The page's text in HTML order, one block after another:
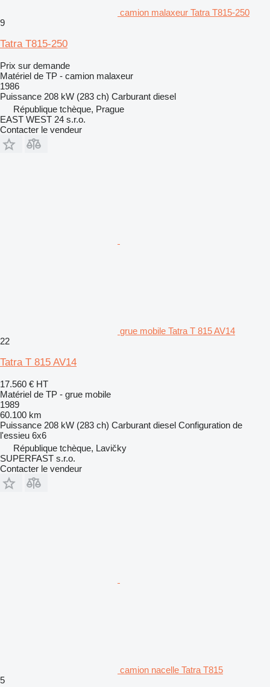
camion malaxeur Tatra T815-250
9
Tatra T815-250
Prix sur demande
Matériel de TP - camion malaxeur
1986
Puissance 208 kW (283 ch) Carburant diesel
République tchèque, Prague
EAST WEST 24 s.r.o.
Contacter le vendeur
grue mobile Tatra T 815 AV14
22
Tatra T 815 AV14
17.560 € HT
Matériel de TP - grue mobile
1989
60.100 km
Puissance 208 kW (283 ch) Carburant diesel Configuration de
l'essieu 6x6
République tchèque, Lavičky
SUPERFAST s.r.o.
Contacter le vendeur
camion nacelle Tatra T815
5